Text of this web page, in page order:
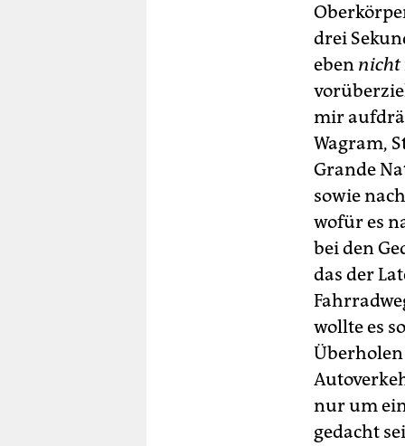
drei
eben nicht
mir
Wagram,
Grande
sowie
wofür es
bei den
das der
wollte es
nur um
gedacht